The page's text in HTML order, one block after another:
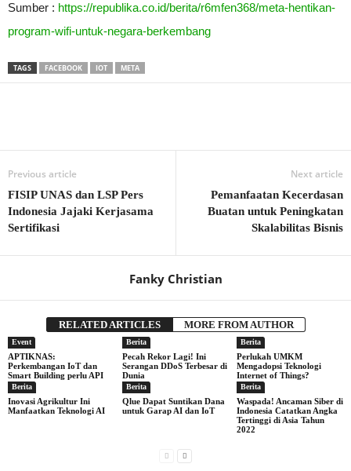
Sumber : https://republika.co.id/berita/r6mfen368/meta-hentikan-
program-wifi-untuk-negara-berkembang
TAGS FACEBOOK IOT META
Previous article
FISIP UNAS dan LSP Pers
Indonesia Jajaki Kerjasama
Sertifikasi
Next article
Pemanfaatan Kecerdasan
Buatan untuk Peningkatan
Skalabilitas Bisnis
Fanky Christian
RELATED ARTICLES MORE FROM AUTHOR
Event
APTIKNAS:
Perkembangan IoT dan
Smart Building perlu API
Berita
Pecah Rekor Lagi! Ini
Serangan DDoS Terbesar di
Dunia
Berita
Perlukah UMKM
Mengadopsi Teknologi
Internet of Things?
Berita
Inovasi Agrikultur Ini
Manfaatkan Teknologi AI
Berita
Qlue Dapat Suntikan Dana
untuk Garap AI dan IoT
Berita
Waspada! Ancaman Siber di
Indonesia Catatkan Angka
Tertinggi di Asia Tahun
2022